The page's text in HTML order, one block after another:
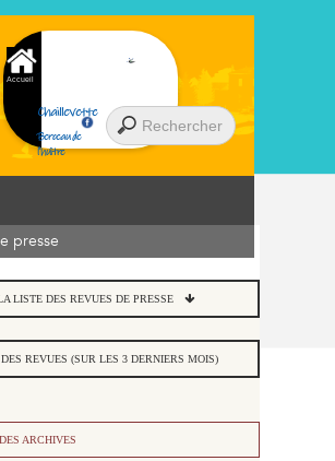
Accueil
Chaillevette
Berceau de
l'huître
presse
LISTE DES REVUES DE PRESSE
REVUES (SUR LES 3 DERNIERS MOIS)
ARCHIVES